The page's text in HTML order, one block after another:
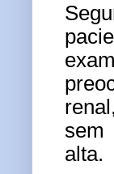
sem
alta.